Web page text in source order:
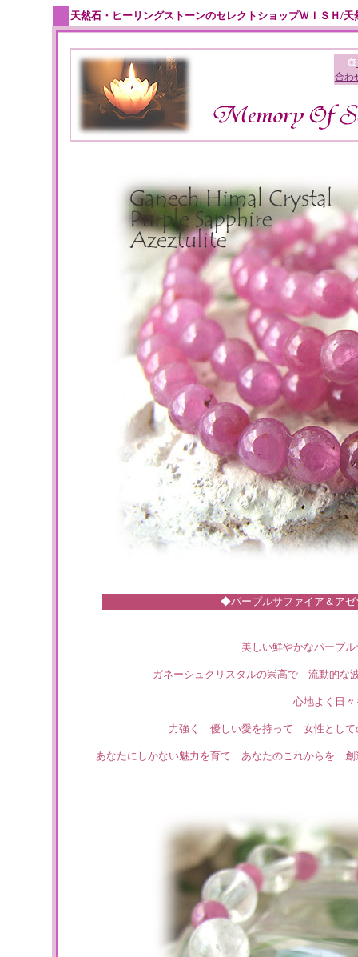
天然石・ヒーリングストーンのセレクトショップＷＩＳＨ/
合わ
◆パープルサファイア＆ア
美しい鮮やかなパープ
ガネーシュクリスタルの崇高で 流動的な
心地よく日
力強く 優しい愛を持って 女性として
あなたにしかない魅力を育て あなたのこれからを